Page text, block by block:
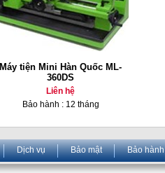
Máy tiện Mini Hàn Quốc ML-
360DS
Liên hệ
Bảo hành : 12 tháng
Dịch vụ Bảo mật Bảo hành